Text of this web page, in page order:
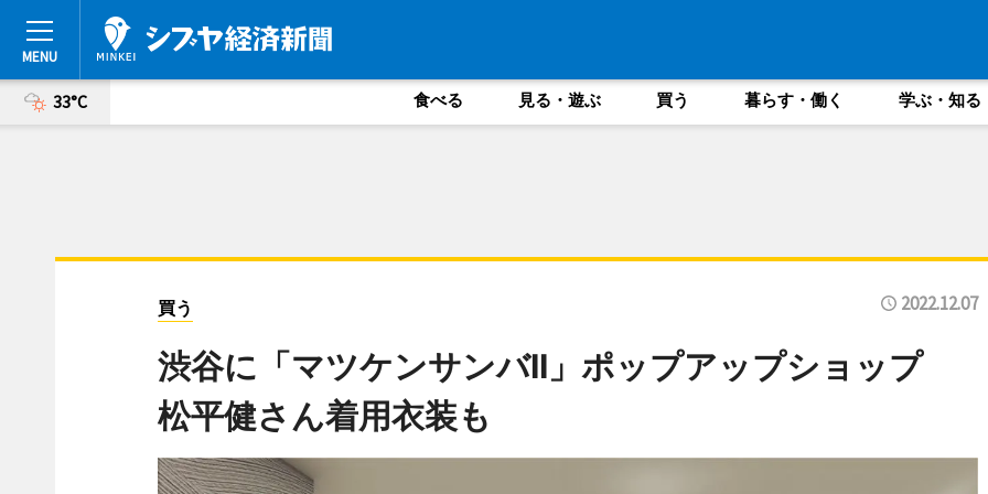
33°C 食べる 見る・遊ぶ 買う 暮らす・働く 学ぶ・知る
買う 2022.12.07
渋谷に「マツケンサンバII」ポップアップショップ
松平健さん着用衣装も